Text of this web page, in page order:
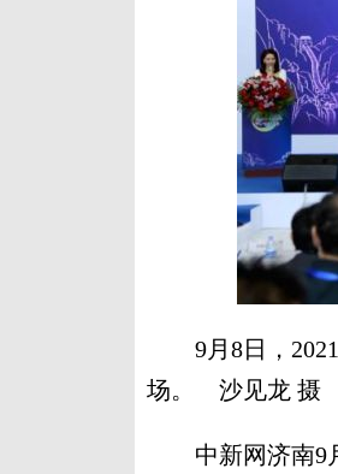
9月8日，2021
场。 沙见龙 摄
中新网济南9月